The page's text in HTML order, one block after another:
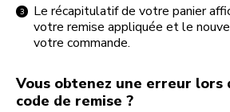
Le récapitulatif de votre panier
votre remise appliquée et le
votre commande.
Vous obtenez une erreur lors
code de remise ?